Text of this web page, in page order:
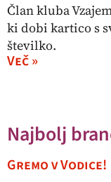
Član kluba
ki dobi kartico s
številko.
Več »
Najbolj
Gremo v Vodice!